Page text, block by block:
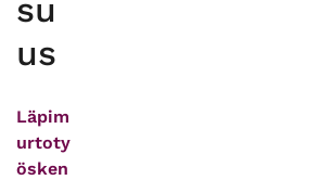
su
us
Läpim
urtoty
ösken